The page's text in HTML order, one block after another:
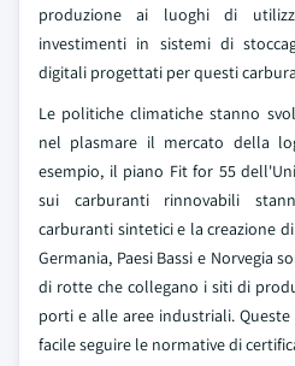
produzione ai luoghi di
investimenti in sistemi di
digitali progettati per questi
Le politiche climatiche stanno
nel plasmare il mercato della
esempio, il piano Fit for 55
sui carburanti rinnovabili
carburanti sintetici e la creazione
Germania, Paesi Bassi e Norvegia
di rotte che collegano i siti di
porti e alle aree industriali.
facile seguire le normative di